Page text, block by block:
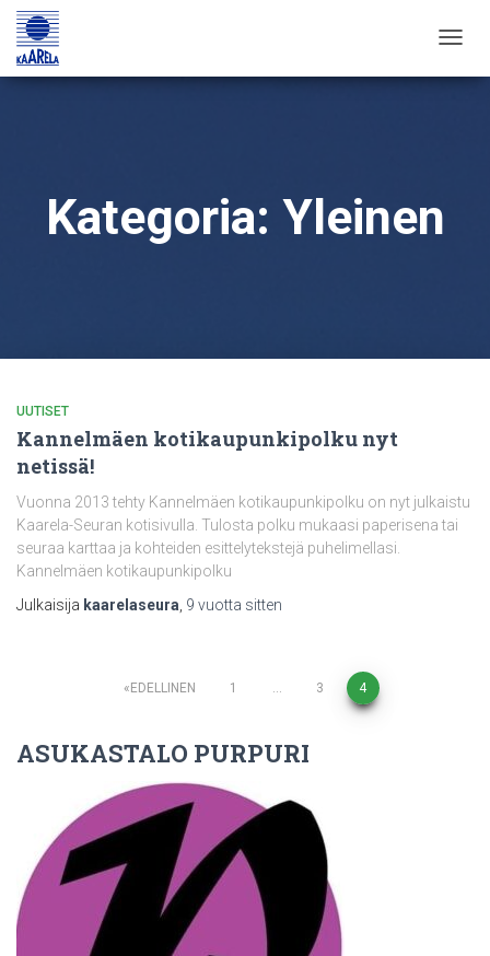
Kategoria: Yleinen
UUTISET
Kannelmäen kotikaupunkipolku nyt
netissä!
Vuonna 2013 tehty Kannelmäen kotikaupunkipolku on nyt julkaistu
Kaarela-Seuran kotisivulla. Tulosta polku mukaasi paperisena tai
seuraa karttaa ja kohteiden esittelytekstejä puhelimellasi.
Kannelmäen kotikaupunkipolku
Julkaisija kaarelaseura 9 vuotta sitten
Artikkelien
selaus
EDELLINEN 1 … 3 4
ASUKASTALO PURPURI